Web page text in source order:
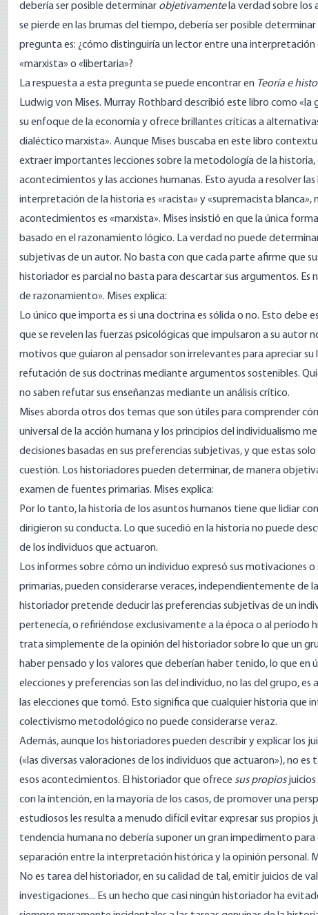
debería ser posible determinar objetivamente la verdad sobre
se pierde en las brumas del tiempo, debería ser posible determinar
pregunta es: ¿cómo distinguiría un lector entre una
«marxista» o «libertaria»?
La respuesta a esta pregunta se puede encontrar en Teoría e
Ludwig von Mises. Murray Rothbard describió este libro como «la
su enfoque de la economía y ofrece brillantes críticas a
dialéctico marxista». Aunque Mises buscaba en este libro
extraer importantes lecciones sobre la metodología de la
acontecimientos y las acciones humanas. Esto ayuda a resolver
interpretación de la historia es «racista» y «supremacista
acontecimientos es «marxista». Mises insistió en que la única
basado en el razonamiento lógico. La verdad no puede
subjetivas de un autor. No basta con que cada parte afirme que
historiador es parcial no basta para descartar sus argumentos. Es
de razonamiento». Mises explica:
Lo único que importa es si una doctrina es sólida o no. Esto debe
que se revelen las fuerzas psicológicas que impulsaron a su autor
motivos que guiaron al pensador son irrelevantes para apreciar
refutación de sus doctrinas mediante argumentos sostenibles.
no saben refutar sus enseñanzas mediante un análisis crítico.
Mises aborda otros dos temas que son útiles para comprender
universal de la acción humana y los principios del individualismo
decisiones basadas en sus preferencias subjetivas, y que estas
cuestión. Los historiadores pueden determinar, de manera
examen de fuentes primarias. Mises explica:
Por lo tanto, la historia de los asuntos humanos tiene que lidiar
dirigieron su conducta. Lo que sucedió en la historia no puede
de los individuos que actuaron.
Los informes sobre cómo un individuo expresó sus motivaciones
primarias, pueden considerarse veraces, independientemente de
historiador pretende deducir las preferencias subjetivas de un
pertenecía, o refiriéndose exclusivamente a la época o al período
trata simplemente de la opinión del historiador sobre lo que un
haber pensado y los valores que deberían haber tenido, lo que
elecciones y preferencias son las del individuo, no las del grupo,
las elecciones que tomó. Esto significa que cualquier historia que
colectivismo metodológico no puede considerarse veraz.
Además, aunque los historiadores pueden describir y explicar los
(«las diversas valoraciones de los individuos que actuaron»), no
esos acontecimientos. El historiador que ofrece sus propios
con la intención, en la mayoría de los casos, de promover una
estudiosos les resulta a menudo difícil evitar expresar sus propios
tendencia humana no debería suponer un gran impedimento
separación entre la interpretación histórica y la opinión personal.
No es tarea del historiador, en su calidad de tal, emitir juicios de
investigaciones... Es un hecho que casi ningún historiador ha